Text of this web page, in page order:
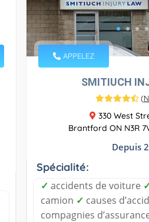
APPELEZ
SMITIUCH
(
330 West
Brantford ON N3R
Depuis
Spécialité:
✓ accidents de voiture
camion ✓ causes
compagnies